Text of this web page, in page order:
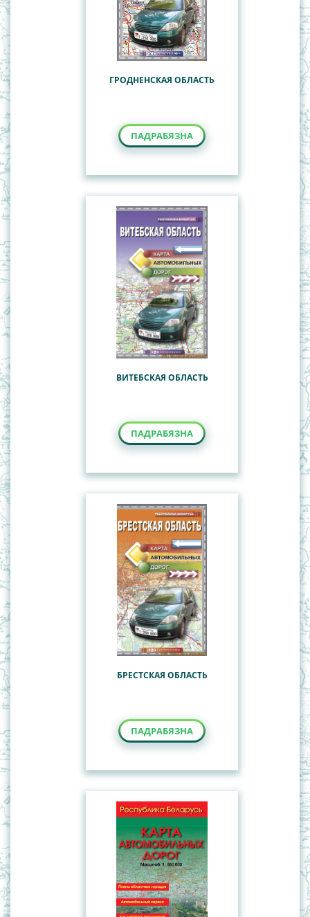
ГРОДНЕНСКАЯ ОБЛАСТЬ
ПАДРАБЯЗНА
ВИТЕБСКАЯ ОБЛАСТЬ
ПАДРАБЯЗНА
БРЕСТСКАЯ ОБЛАСТЬ
ПАДРАБЯЗНА